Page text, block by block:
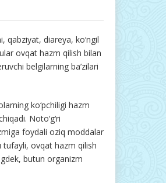
qabziyat, diareya, ko‘ngil
ovqat hazm qilish bilan
belgilarning ba’zilari
ko‘pchiligi hazm
Noto‘g‘ri
foydali oziq moddalar
tufayli, ovqat hazm qilish
butun organizm